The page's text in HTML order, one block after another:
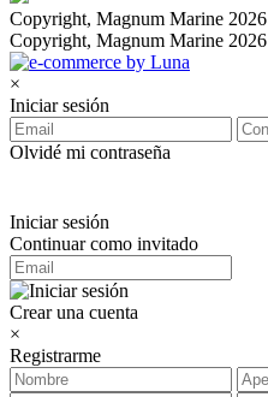
Copyright, Magnum Marine 2026
Copyright, Magnum Marine 2026
×
Iniciar sesión
Olvidé mi contraseña
Iniciar sesión
Continuar como invitado
Crear una cuenta
×
Registrarme